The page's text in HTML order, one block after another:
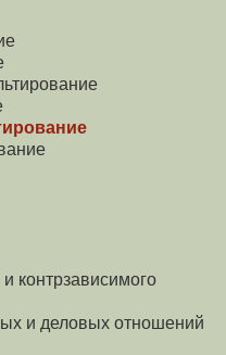
контрзависимого
и деловых отношений